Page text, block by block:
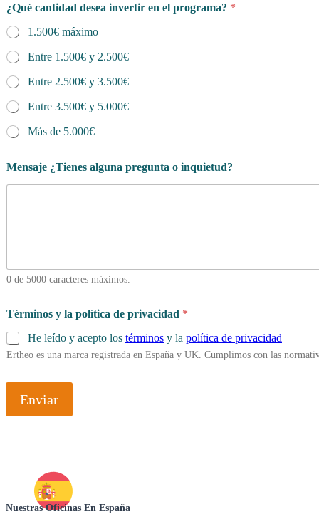
¿Qué cantidad desea invertir en el programa? *
1.500€ máximo
Entre 1.500€ y 2.500€
Entre 2.500€ y 3.500€
Entre 3.500€ y 5.000€
Más de 5.000€
Mensaje ¿Tienes alguna pregunta o inquietud?
0 de 5000 caracteres máximos.
Términos y la política de privacidad *
He leído y acepto los términos y la política de privacidad
Ertheo es una marca registrada en España y UK. Cumplimos con las
Enviar
Nuestras Oficinas En España